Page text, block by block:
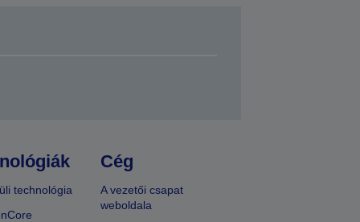
technológia
Cég
A vezetői csapat
weboldala